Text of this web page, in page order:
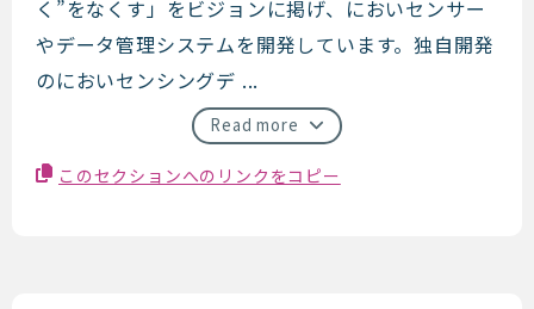
く”をなくす」をビジョンに掲げ、においセンサー
やデータ管理システムを開発しています。独自開発
のにおいセンシングデ ...
Read more
このセクションへのリンクをコピー